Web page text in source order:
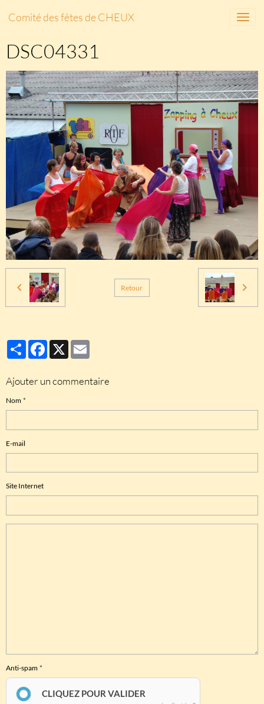
Comité des fêtes de CHEUX
DSC04331
Retour
PartagerFacebook
X
Ajouter un commentaire
Nom
E-mail
Site Internet
Anti-spam
CLIQUEZ POUR VALIDER